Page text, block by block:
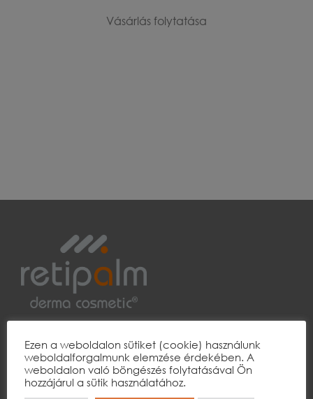
Vásárlás folytatása
ONLINE RENDELÉS
Fiókom
Ezen a weboldalon sütiket (cookie) használunk
weboldalforgalmunk elemzése érdekében. A
weboldalon való böngészés folytatásával Ön
hozzájárul a sütik használatához.